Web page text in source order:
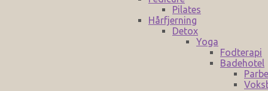
Pilates
Hårfjerning
Detox
Yoga
Fodterapi
Badehotel